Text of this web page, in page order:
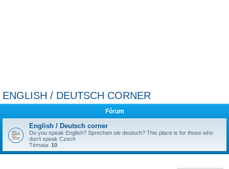
ENGLISH / DEUTSCH CORNER
Fórum
English / Deutsch corner
Do you speak English? Sprechen sie deutsch? This place is for those who
don't speak Czech
Témata: 10